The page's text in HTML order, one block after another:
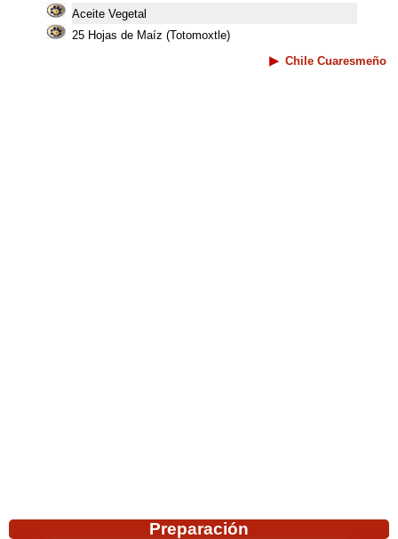
Aceite Vegetal
25 Hojas de Maíz (Totomoxtle)
Chile Cuaresmeño
Preparación